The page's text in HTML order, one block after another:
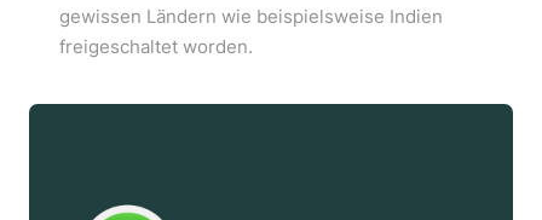
gewissen Ländern wie beispielsweise Indien
freigeschaltet worden.